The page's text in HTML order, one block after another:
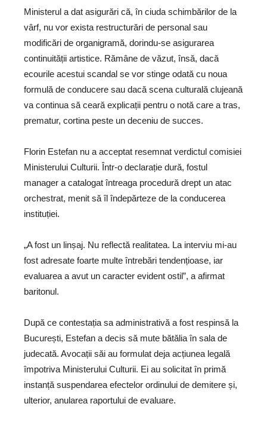
Ministerul a dat asigurări că, în ciuda schimbărilor de la
vârf, nu vor exista restructurări de personal sau
modificări de organigramă, dorindu-se asigurarea
continuității artistice. Rămâne de văzut, însă, dacă
ecourile acestui scandal se vor stinge odată cu noua
formulă de conducere sau dacă scena culturală clujeană
va continua să ceară explicații pentru o notă care a tras,
prematur, cortina peste un deceniu de succes.
Florin Estefan nu a acceptat resemnat verdictul comisiei
Ministerului Culturii. Într-o declarație dură, fostul
manager a catalogat întreaga procedură drept un atac
orchestrat, menit să îl îndepărteze de la conducerea
instituției.
„A fost un linșaj. Nu reflectă realitatea. La interviu mi-au
fost adresate foarte multe întrebări tendențioase, iar
evaluarea a avut un caracter evident ostil”, a afirmat
baritonul.
După ce contestația sa administrativă a fost respinsă la
București, Estefan a decis să mute bătălia în sala de
judecată. Avocații săi au formulat deja acțiunea legală
împotriva Ministerului Culturii. Ei au solicitat în primă
instanță suspendarea efectelor ordinului de demitere și,
ulterior, anularea raportului de evaluare.